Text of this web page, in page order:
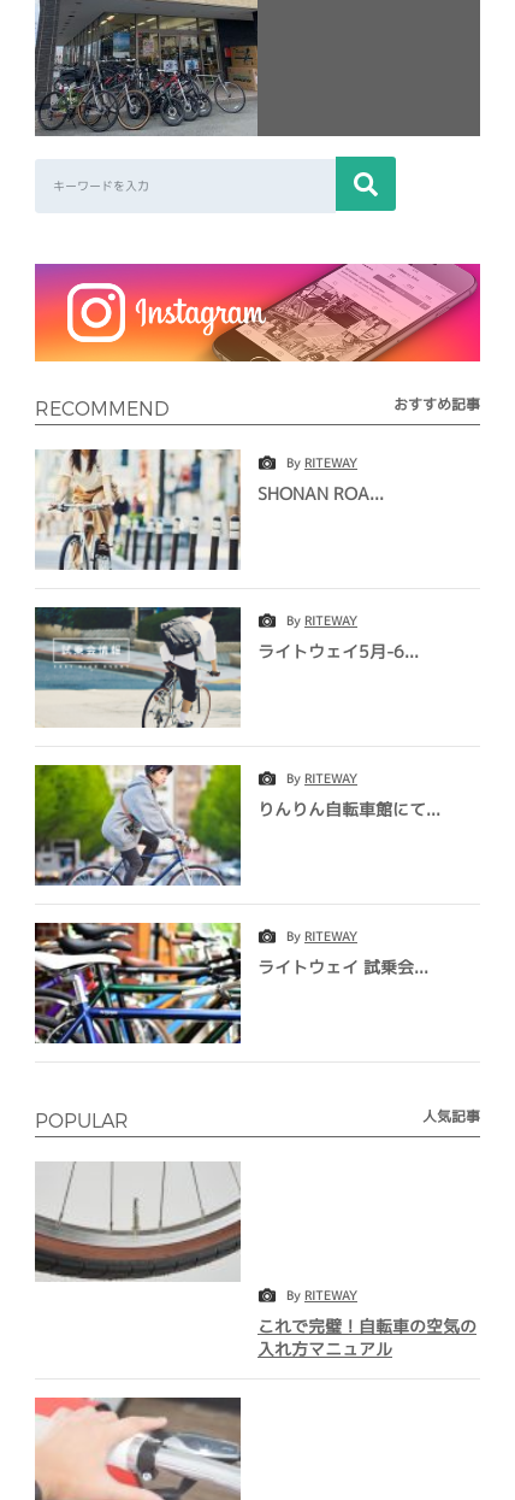
RECOMMEND おすすめ記事
By RITEWAY
SHONAN ROA...
By RITEWAY
ライトウェイ5月-6...
By RITEWAY
りんりん自転車館にて...
By RITEWAY
ライトウェイ 試乗会...
POPULAR 人気記事
By RITEWAY
これで完璧！自転車の空気の
入れ方マニュアル